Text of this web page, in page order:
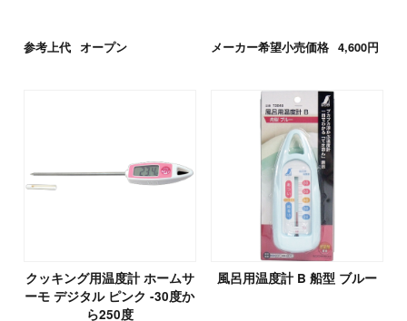
参考上代 オープン メーカー希望小売価格 4,600円
クッキング用温度計 ホームサ
ーモ デジタル ピンク -30度か
ら250度
風呂用温度計 B 船型 ブルー